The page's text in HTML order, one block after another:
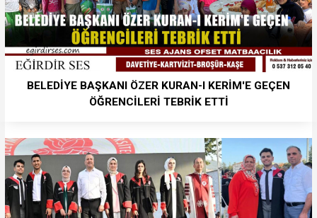
BELEDİYE BAŞKANI ÖZER KURAN-I KERİM'E GEÇEN
ÖĞRENCİLERİ TEBRİK ETTİ